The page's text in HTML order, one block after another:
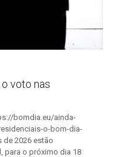
voto nas
bomdia.eu/ainda-
o-bom-dia-
2026 estão
para o próximo dia 18